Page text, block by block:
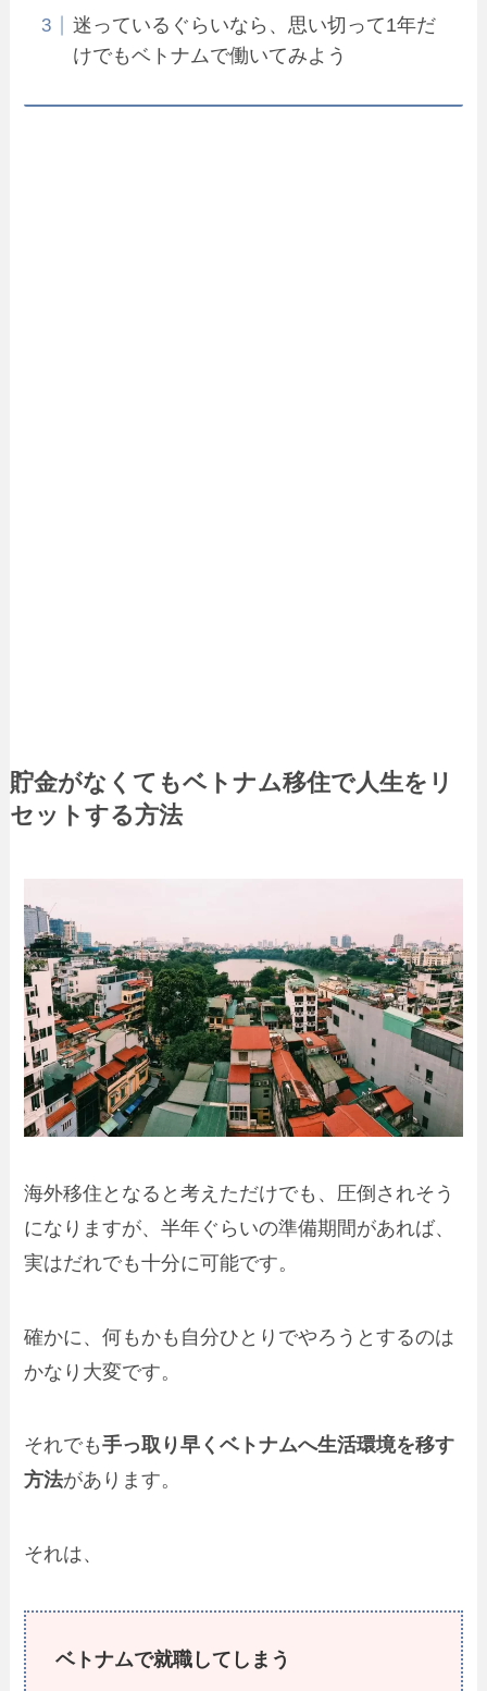
迷っているぐらいなら、思い切って1年だ
けでもベトナムで働いてみよう
貯金がなくてもベトナム移住で人生をリ
セットする方法
海外移住となると考えただけでも、圧倒されそう
になりますが、半年ぐらいの準備期間があれば、
実はだれでも十分に可能です。
確かに、何もかも自分ひとりでやろうとするのは
かなり大変です。
それでも手っ取り早くベトナムへ生活環境を移す
方法があります。
それは、
ベトナムで就職してしまう